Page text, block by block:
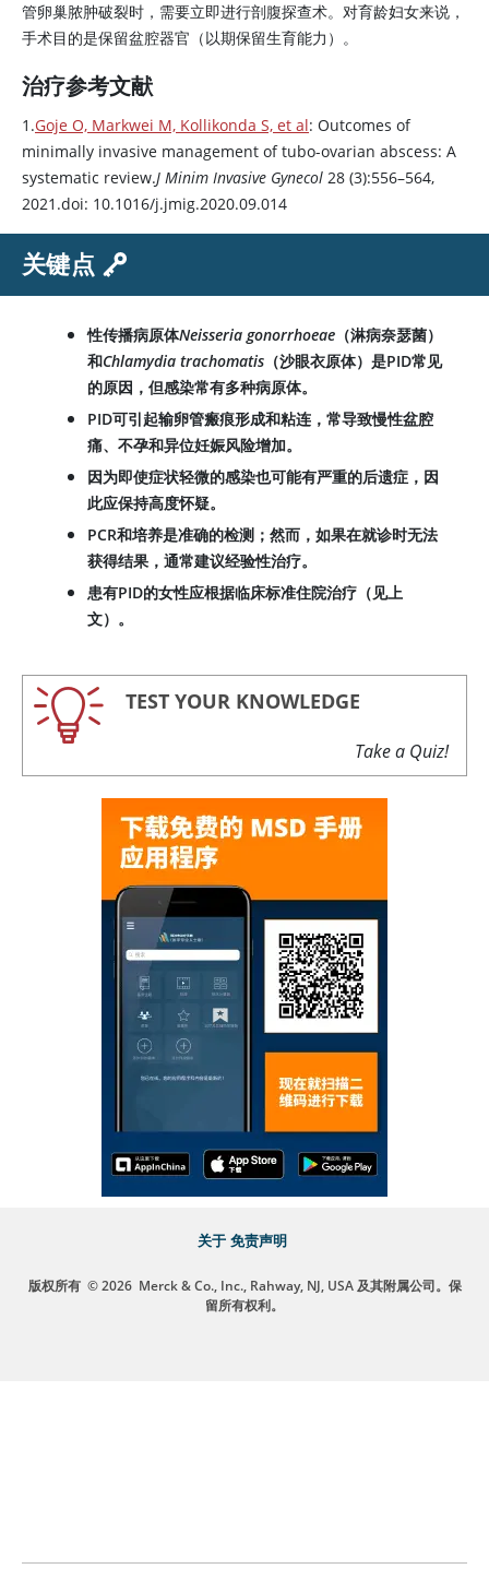
管卵巢脓肿破裂时，需要立即进行剖腹探查术。对育龄妇女来说，
手术目的是保留盆腔器官（以期保留生育能力）。
治疗参考文献
1.Goje O, Markwei M, Kollikonda S, et al: Outcomes of
minimally invasive management of tubo-ovarian abscess: A
systematic review.J Minim Invasive Gynecol 28 (3):556–564,
2021.doi: 10.1016/j.jmig.2020.09.014
关键点
性传播病原体Neisseria gonorrhoeae （淋病奈瑟菌）
和Chlamydia trachomatis （沙眼衣原体）是PID常见
的原因，但感染常有多种病原体。
PID可引起输卵管瘢痕形成和粘连，常导致慢性盆腔
痛、不孕和异位妊娠风险增加。
因为即使症状轻微的感染也可能有严重的后遗症，因
此应保持高度怀疑。
PCR和培养是准确的检测；然而，如果在就诊时无法
获得结果，通常建议经验性治疗。
患有PID的女性应根据临床标准住院治疗（见上
文）。
TEST YOUR KNOWLEDGE
Take a Quiz!
关于 免责声明
版权所有 © 2026 Merck & Co., Inc., Rahway, NJ, USA 及其附属公司。保
留所有权利。